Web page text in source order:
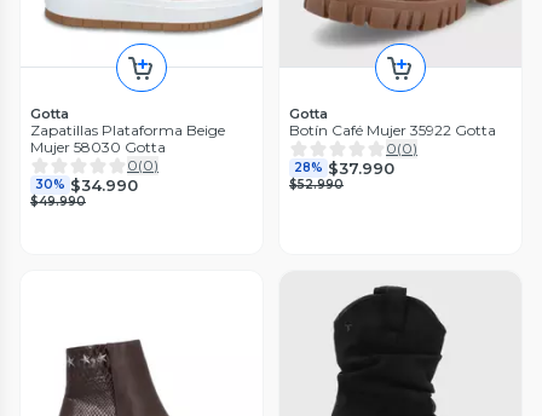
Gotta
Zapatillas Plataforma Beige
Mujer 58030 Gotta
0(0)
30% $34.990
$49.990
Gotta
Botín Café Mujer 35922 Gotta
0(0)
28% $37.990
$52.990